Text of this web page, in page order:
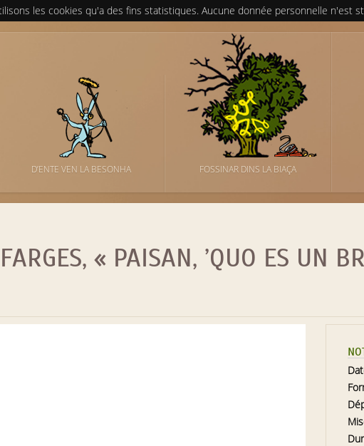
les cookies qu'a des fins statistiques. Aucune donnée personnelle n'est
D’ENTE VEN LA BESONHA FOSSINAR DINS LA BIAÇA
« PAISAN, ’QUO ES UN